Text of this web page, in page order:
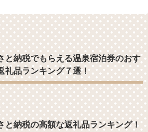
と納税でもらえる温泉宿泊券のおす
礼品ランキング７選！
と納税の高額な返礼品ランキング！